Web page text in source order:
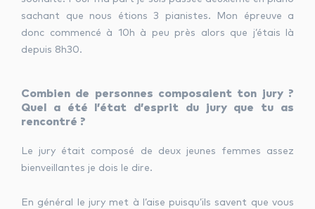
sachant que nous étions 3 pianistes. Mon épreuve a
donc commencé à 10h à peu près alors que j’étais là
depuis 8h30.
Combien de personnes composaient ton jury ?
Quel a été l’état d’esprit du jury que tu as
rencontré ?
Le jury était composé de deux jeunes femmes assez
bienveillantes je dois le dire.
En général le jury met à l’aise puisqu’ils savent que vous